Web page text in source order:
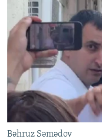
Bəhruz Səmədov